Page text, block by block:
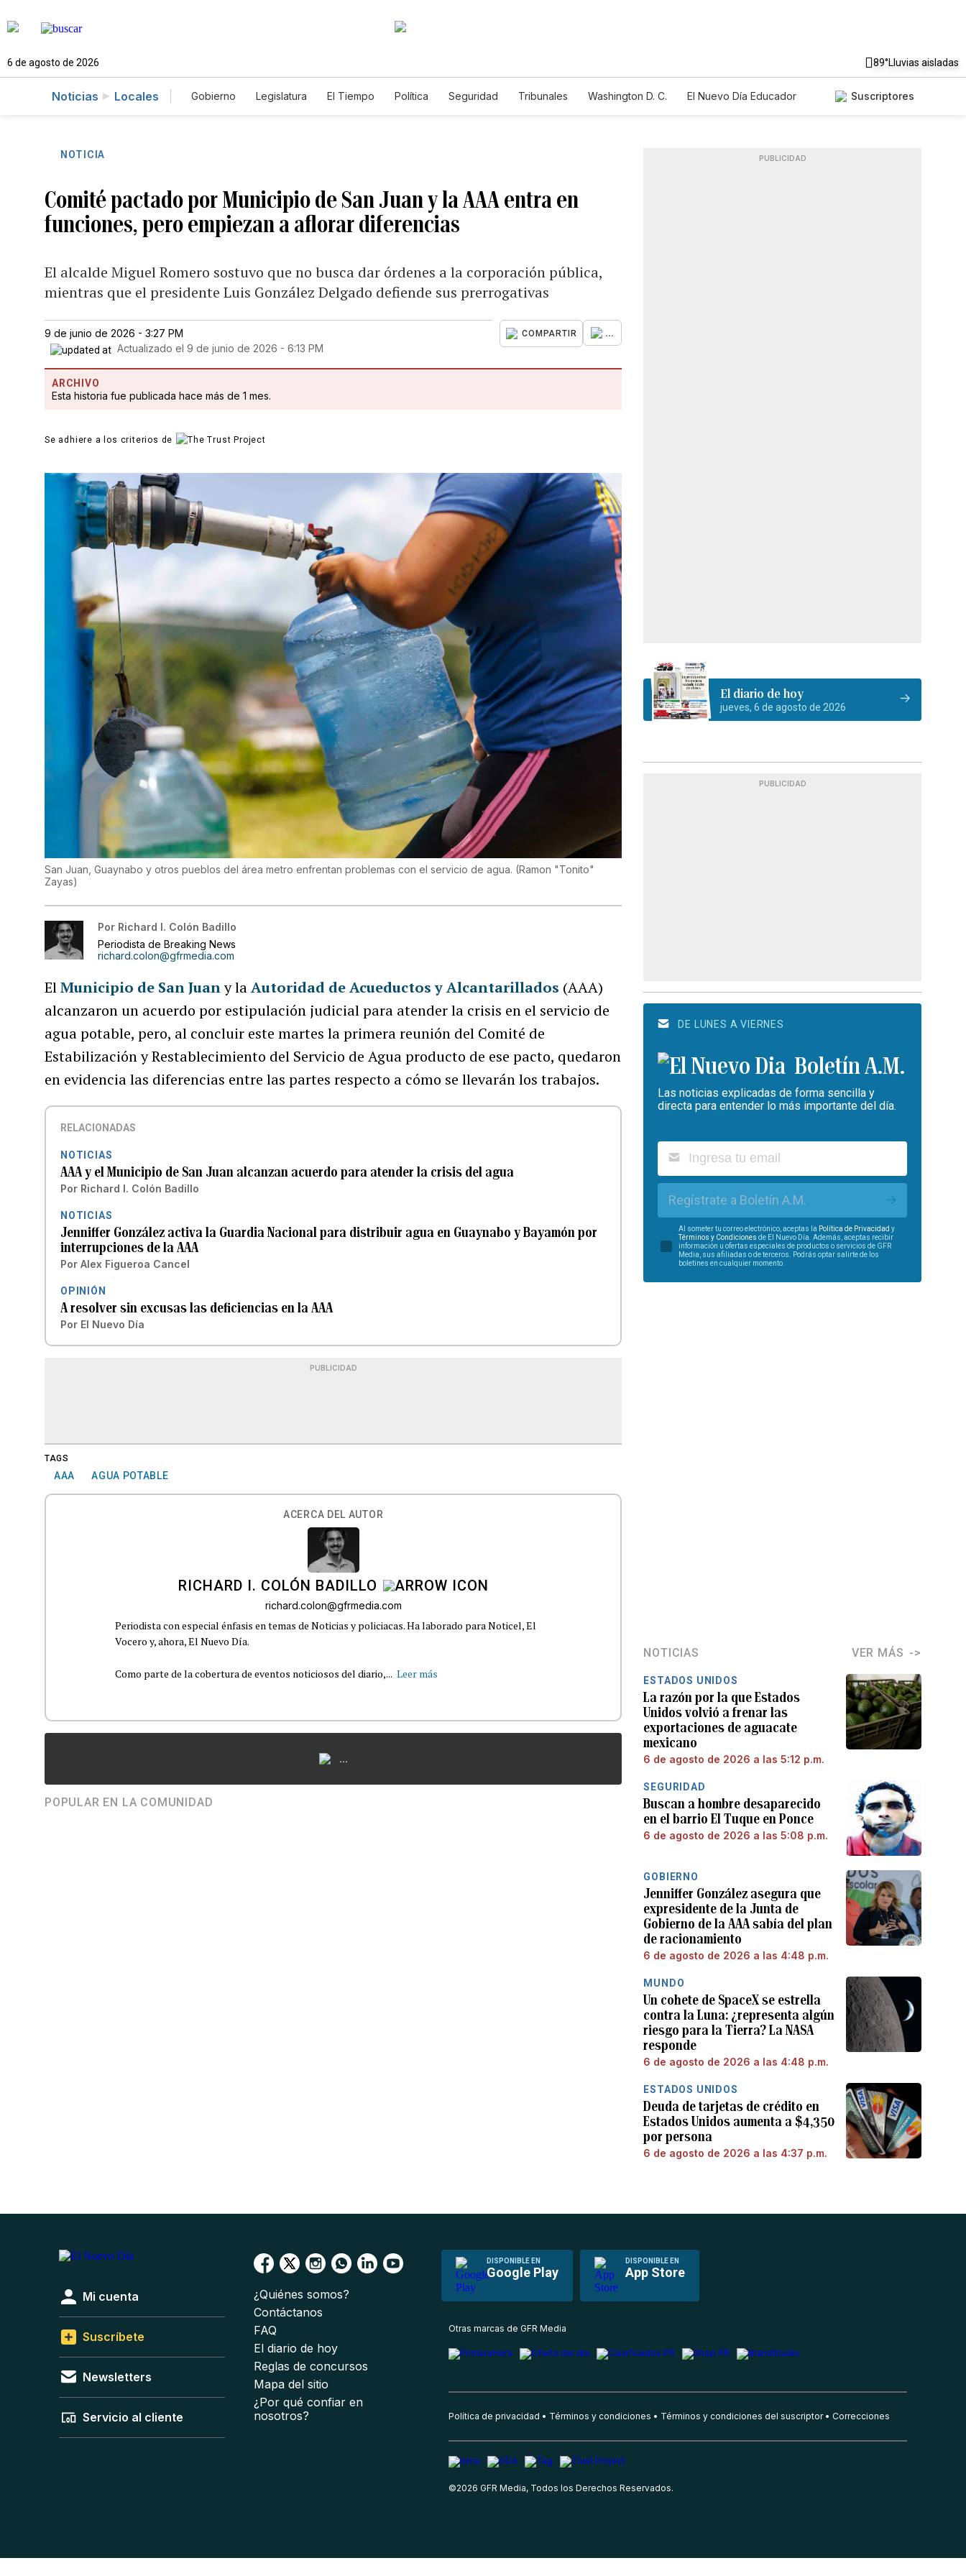
6 de agosto de 2026 89°Lluvias aisladas
Noticias Locales Gobierno Legislatura El Tiempo Política Seguridad Tribunales Washington D. C.
El Nuevo Día Educador
Suscriptores
NOTICIA
Comité pactado por Municipio de San Juan y la AAA entra en
funciones, pero empiezan a aflorar diferencias
El alcalde Miguel Romero sostuvo que no busca dar órdenes a la corporación pública,
mientras que el presidente Luis González Delgado defiende sus prerrogativas
9 de junio de 2026 - 3:27 PM
Actualizado el9 de junio de 2026 - 6:13 PM
COMPARTIR ...
ARCHIVO
Esta historia fue publicada hace más de 1 mes.
Se adhiere a los criterios de
San Juan, Guaynabo y otros pueblos del área metro enfrentan problemas con el servicio de agua. (Ramon "Tonito"
Zayas)
Por Richard I. Colón Badillo
Periodista de Breaking News
richard.colon@gfrmedia.com
ElMunicipio de San Juany laAutoridad de Acueductos y Alcantarillados (AAA)
alcanzaron un acuerdo por estipulación judicial para atender la crisis en el servicio de
agua potable, pero, al concluir este martes la primera reunión del Comité de
Estabilización y Restablecimiento del Servicio de Agua producto de ese pacto, quedaron
en evidencia las diferencias entre las partes respecto a cómo se llevarán los trabajos.
RELACIONADAS
NOTICIAS
AAA y el Municipio de San Juan alcanzan acuerdo para atender la crisis del agua
Por Richard I. Colón Badillo
NOTICIAS
Jenniffer González activa la Guardia Nacional para distribuir agua en Guaynabo y Bayamón por
interrupciones de la AAA
Por Alex Figueroa Cancel
OPINIÓN
A resolver sin excusas las deficiencias en la AAA
Por El Nuevo Día
PUBLICIDAD
TAGS
AAA AGUA POTABLE
ACERCA DEL AUTOR
RICHARD I. COLÓN BADILLO
richard.colon@gfrmedia.com
Periodista con especial énfasis en temas de Noticias y policiacas. Ha laborado para Noticel, El
Vocero y, ahora, El Nuevo Día.
Como parte de la cobertura de eventos noticiosos del diario,... Leer más
...
POPULAR EN LA COMUNIDAD
PUBLICIDAD
El diario de hoy
jueves, 6 de agosto de 2026
PUBLICIDAD
DE LUNES A VIERNES
Boletín A.M.
Las noticias explicadas de forma sencilla y
directa para entender lo más importante del día.
Regístrate a Boletín A.M.
Al someter tu correo electrónico, aceptas la Política de Privacidad y
Términos y Condiciones de El Nuevo Día. Además, aceptas recibir
información u ofertas especiales de productos o servicios de GFR
Media, sus afiliadas o de terceros. Podrás optar salirte de los
boletines en cualquier momento.
NOTICIAS VER MÁS
ESTADOS UNIDOS
La razón por la que Estados
Unidos volvió a frenar las
exportaciones de aguacate
mexicano
6 de agosto de 2026 a las 5:12 p.m.
SEGURIDAD
Buscan a hombre desaparecido
en el barrio El Tuque en Ponce
6 de agosto de 2026 a las 5:08 p.m.
GOBIERNO
Jenniffer González asegura que
expresidente de la Junta de
Gobierno de la AAA sabía del plan
de racionamiento
6 de agosto de 2026 a las 4:48 p.m.
MUNDO
Un cohete de SpaceX se estrella
contra la Luna: ¿representa algún
riesgo para la Tierra? La NASA
responde
6 de agosto de 2026 a las 4:48 p.m.
ESTADOS UNIDOS
Deuda de tarjetas de crédito en
Estados Unidos aumenta a $4,350
por persona
6 de agosto de 2026 a las 4:37 p.m.
DISPONIBLE EN
Google Play
DISPONIBLE EN
App Store
Mi cuenta
Suscríbete
Newsletters
Servicio al cliente
¿Quiénes somos?
Contáctanos
FAQ
El diario de hoy
Reglas de concursos
Mapa del sitio
¿Por qué confiar en
nosotros?
Otras marcas de GFR Media
Política de privacidad Términos y condiciones Términos y condiciones del suscriptor Correcciones
©2026 GFR Media, Todos los Derechos Reservados.